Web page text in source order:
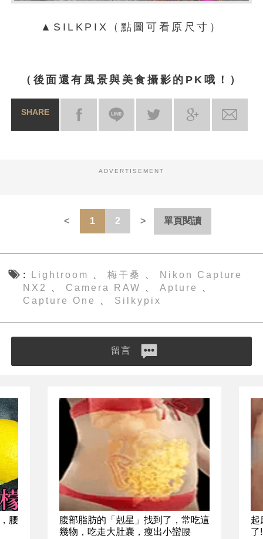
▲SILKPIX（點圖可看原尺寸）
（後面還有風景與美食攝影的PK哦！）
SHARE
ADVERTISEMENT
1 2 單頁閱讀
Lightroom 梅干桑
Nikon Capture
NX2
Camera RAW Apture
Capture One Silkypix
留言
腰
腹部脂肪的「剋星」找到了，常吃這
幾物，吃走大肚囊，瘦出小蠻腰
起
了